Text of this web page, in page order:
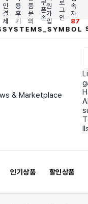
인
결
제
용
후
기
품
문
의
쿠
폰
존
원
가
입
로
그
인
속
자
87
인기상품 할인상품